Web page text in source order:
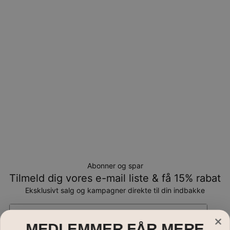
Abonner og spar
Tilmeld dig vores e-mail liste & få 15% rabat
Eksklusivt salg og kampagner direkte til din indbakke